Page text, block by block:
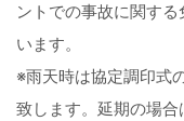
ントでの事故に関す
います。
※雨天時は協定調印式
致します。延期の場